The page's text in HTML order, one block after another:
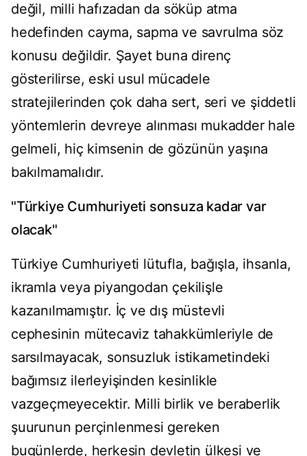
değil, milli hafızadan da söküp atma
hedefinden cayma, sapma ve savrulma söz
konusu değildir. Şayet buna direnç
gösterilirse, eski usul mücadele
stratejilerinden çok daha sert, seri ve şiddetli
yöntemlerin devreye alınması mukadder hale
gelmeli, hiç kimsenin de gözünün yaşına
bakılmamalıdır.
"Türkiye Cumhuriyeti sonsuza kadar var
olacak"
Türkiye Cumhuriyeti lütufla, bağışla, ihsanla,
ikramla veya piyangodan çekilişle
kazanılmamıştır. İç ve dış müstevli
cephesinin mütecaviz tahakkümleriyle de
sarsılmayacak, sonsuzluk istikametindeki
bağımsız ilerleyişinden kesinlikle
vazgeçmeyecektir. Milli birlik ve beraberlik
şuurunun perçinlenmesi gereken
bugünlerde, herkesin devletin ülkesi ve